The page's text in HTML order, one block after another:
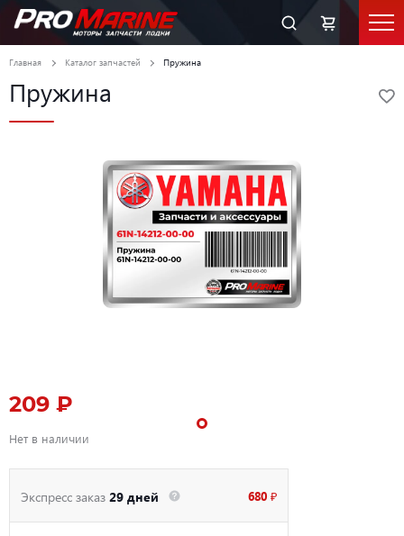
Главная Каталог запчастей Пружина
Пружина
209 ₽
Нет в наличии
Экспресс заказ 29 дней 680 ₽